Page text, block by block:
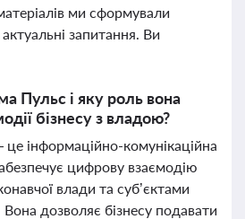
ми сформували
актуальні запитання. Ви
Пульс і яку роль вона
бізнесу з владою?
інформаційно-комунікаційна
цифрову взаємодію
влади та суб’єктами
дозволяє бізнесу подавати